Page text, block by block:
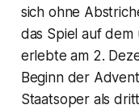
sich ohne
das Spiel auf
erlebte am 2.
Beginn der
Staatsoper als